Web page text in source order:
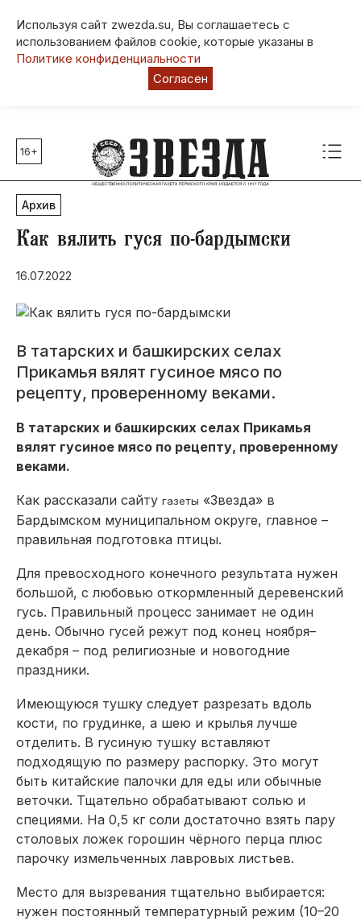
Используя сайт zwezda.su, Вы соглашаетесь с
использованием файлов cookie, которые указаны в
Политике конфиденциальности
Согласен
Главные темы
80 лет Победы
Молодежная столица РФ
СВО
Социальная поддержка
Инфраструктура
16+
Архив
Как вялить гуся по-бардымски
16.07.2022
В татарских и башкирских селах
Прикамья вялят гусиное мясо по
рецепту, проверенному веками.
В татарских и башкирских селах Прикамья
вялят гусиное мясо по рецепту, проверенному
веками.
Как рассказали сайту газеты «Звезда» в
Бардымском муниципальном округе, главное –
правильная подготовка птицы.
Для превосходного конечного результата нужен
большой, с любовью откормленный деревенский
гусь. Правильный процесс занимает не один
день. Обычно гусей режут под конец ноября–
декабря – под религиозные и новогодние
праздники.
Имеющуюся тушку следует разрезать вдоль
кости, по грудинке, а шею и крылья лучше
отделить. В гусиную тушку вставляют
подходящую по размеру распорку. Это могут
быть китайские палочки для еды или обычные
веточки. Тщательно обрабатывают солью и
специями. На 0,5 кг соли достаточно взять пару
столовых ложек горошин чёрного перца плюс
парочку измельченных лавровых листьев.
Место для вызревания тщательно выбирается:
нужен постоянный температурный режим (10–20